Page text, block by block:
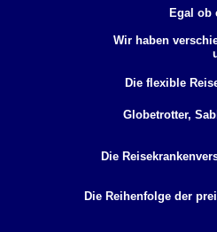
Egal ob
Wir haben
Die flexible
Globetrotter,
Die
Die Reihenfolge der